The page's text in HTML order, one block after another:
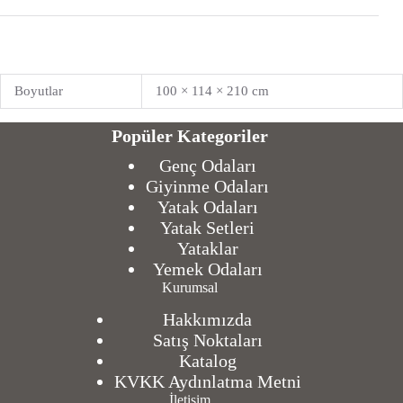
Boyutlar 100 × 114 × 210 cm
Popüler Kategoriler
Genç Odaları
Giyinme Odaları
Yatak Odaları
Yatak Setleri
Yataklar
Yemek Odaları
Kurumsal
Hakkımızda
Satış Noktaları
Katalog
KVKK Aydınlatma Metni
İletişim